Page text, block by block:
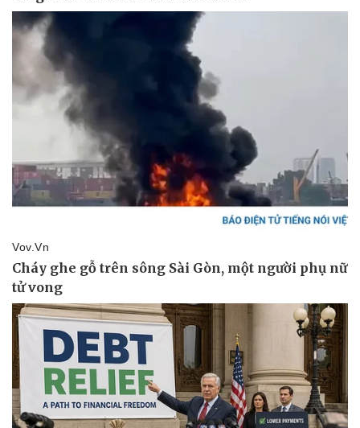
Pháp luật
Vụ án
Tin nóng
Quân sự - Quốc phòng
Vũ khí
Việt Nam
Phân tích